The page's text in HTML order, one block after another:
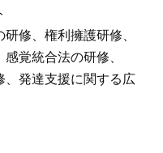
修、権利擁護研修、
覚統合法の研修、
発達支援に関する広